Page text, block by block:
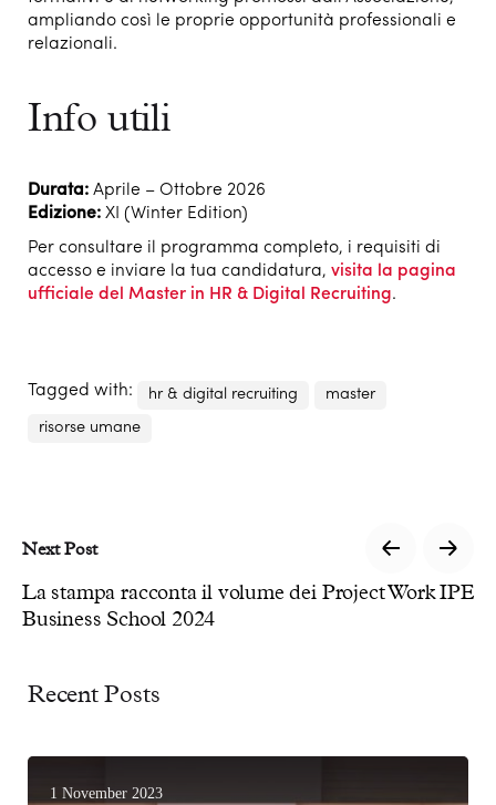
ampliando così le proprie opportunità professionali e
relazionali.
Info utili
Durata: Aprile – Ottobre 2026
Edizione: XI (Winter Edition)
Per consultare il programma completo, i requisiti di
accesso e inviare la tua candidatura, visita la pagina
ufficiale del Master in HR & Digital Recruiting.
Tagged with: hr & digital recruiting
master
risorse umane
Next Post
La stampa racconta il volume dei Project Work IPE
Business School 2024
Recent Posts
1 November 2023